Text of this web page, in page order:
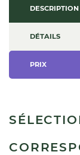
DESCRIPTION
DÉTAILS
PRIX